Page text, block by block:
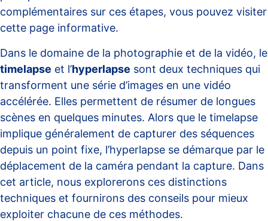
complémentaires sur ces étapes, vous pouvez visiter
cette page informative.
Dans le domaine de la photographie et de la vidéo, le
timelapse et l’hyperlapse sont deux techniques qui
transforment une série d’images en une vidéo
accélérée. Elles permettent de résumer de longues
scènes en quelques minutes. Alors que le timelapse
implique généralement de capturer des séquences
depuis un point fixe, l’hyperlapse se démarque par le
déplacement de la caméra pendant la capture. Dans
cet article, nous explorerons ces distinctions
techniques et fournirons des conseils pour mieux
exploiter chacune de ces méthodes.